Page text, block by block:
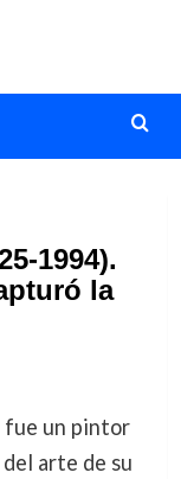
1994).
la
fue un pintor
arte de su